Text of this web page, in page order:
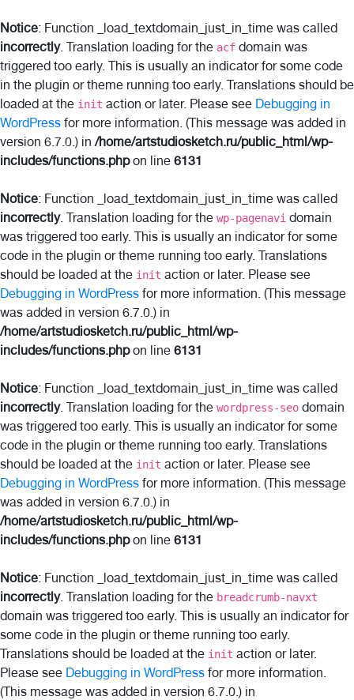
Notice: Function _load_textdomain_just_in_time was called
incorrectly. Translation loading for the acf domain was
triggered too early. This is usually an indicator for some code
in the plugin or theme running too early. Translations should be
loaded at the init action or later. Please see Debugging in
WordPress for more information. (This message was added in
version 6.7.0.) in/home/artstudiosketch.ru/public_html/wp-
includes/functions.phpon line 6131
Notice: Function _load_textdomain_just_in_time was called
incorrectly. Translation loading for the wp-pagenavi domain
was triggered too early. This is usually an indicator for some
code in the plugin or theme running too early. Translations
should be loaded at the init action or later. Please see
Debugging in WordPress for more information. (This message
was added in version 6.7.0.) in
/home/artstudiosketch.ru/public_html/wp-
includes/functions.phpon line 6131
Notice: Function _load_textdomain_just_in_time was called
incorrectly. Translation loading for the wordpress-seo domain
was triggered too early. This is usually an indicator for some
code in the plugin or theme running too early. Translations
should be loaded at the init action or later. Please see
Debugging in WordPress for more information. (This message
was added in version 6.7.0.) in
/home/artstudiosketch.ru/public_html/wp-
includes/functions.phpon line 6131
Notice: Function _load_textdomain_just_in_time was called
incorrectly. Translation loading for the breadcrumb-navxt
domain was triggered too early. This is usually an indicator for
some code in the plugin or theme running too early.
Translations should be loaded at the init action or later.
Please see Debugging in WordPress for more information.
(This message was added in version 6.7.0.) in